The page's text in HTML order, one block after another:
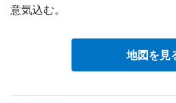
意気込む。
地図を見